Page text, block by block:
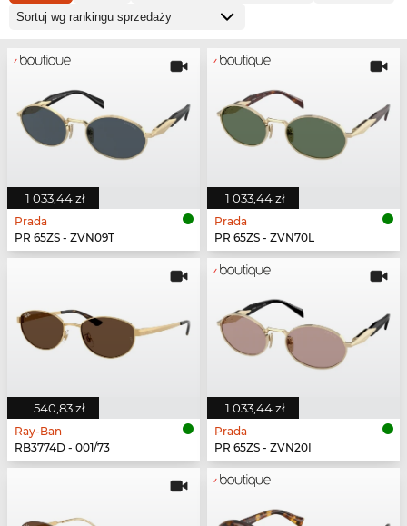
1 033,44 zł
Prada
PR 65ZS - ZVN09T
1 033,44 zł
Prada
PR 65ZS - ZVN70L
540,83 zł
Ray-Ban
RB3774D - 001/73
1 033,44 zł
Prada
PR 65ZS - ZVN20I